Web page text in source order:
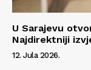
U Sarajevu
Najdirektniji
12. Jula 2026.